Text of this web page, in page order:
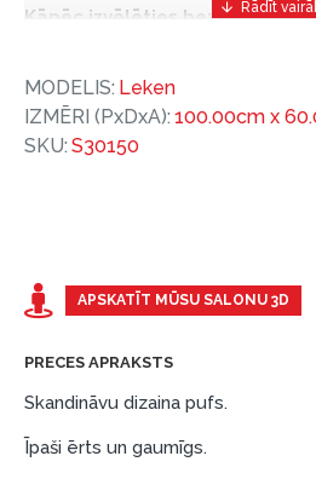
Kāpēc izvēlēties bezprocentu
un izdevīgs finansēšanas
vajadzīgās preces tulīt,
vēlāk.
Ar ESTO iegūstiet
priekšrocības bez pirmās
Piemērs: Preces cena 300
pirmā iemaksa: 0 €,
salonu Dārzciema ielā 91, Rīga,
Dokumentu prasības:
APSKATĪT MŪSU SALONU 3D
PRECES APRAKSTS
Skandināvu dizaina pufs.
Īpaši ērts un gaumīgs.
MODELIS: Leken
IZMĒRI (PxDxA): 100.00cm x
SKU: S30150